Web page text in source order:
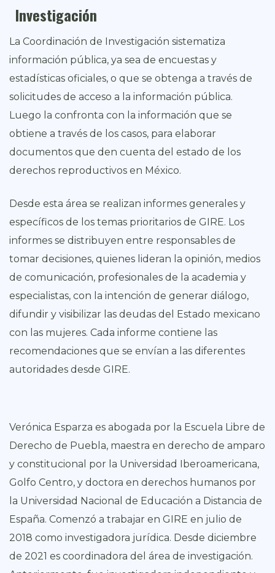
Investigación
La Coordinación de Investigación sistematiza
información pública, ya sea de encuestas y
estadísticas oficiales, o que se obtenga a través de
solicitudes de acceso a la información pública.
Luego la confronta con la información que se
obtiene a través de los casos, para elaborar
documentos que den cuenta del estado de los
derechos reproductivos en México.
Desde esta área se realizan informes generales y
específicos de los temas prioritarios de GIRE. Los
informes se distribuyen entre responsables de
tomar decisiones, quienes lideran la opinión, medios
de comunicación, profesionales de la academia y
especialistas, con la intención de generar diálogo,
difundir y visibilizar las deudas del Estado mexicano
con las mujeres. Cada informe contiene las
recomendaciones que se envían a las diferentes
autoridades desde GIRE.
Verónica Esparza es abogada por la Escuela Libre de
Derecho de Puebla, maestra en derecho de amparo
y constitucional por la Universidad Iberoamericana,
Golfo Centro, y doctora en derechos humanos por
la Universidad Nacional de Educación a Distancia de
España. Comenzó a trabajar en GIRE en julio de
2018 como investigadora jurídica. Desde diciembre
de 2021 es coordinadora del área de investigación.